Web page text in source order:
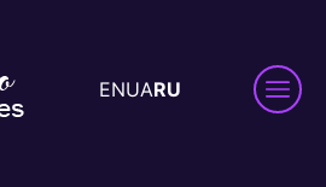
ENUARU